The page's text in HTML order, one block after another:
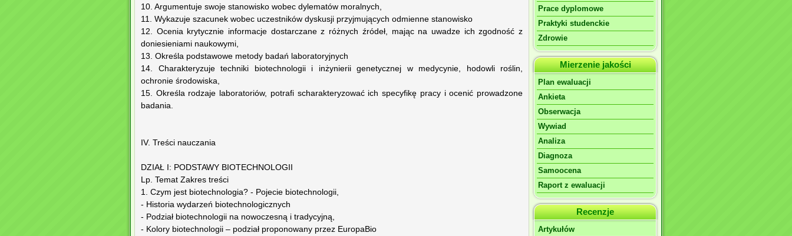
10. Argumentuje swoje stanowisko wobec dylematów moralnych,
11. Wykazuje szacunek wobec uczestników dyskusji przyjmujących odmienne stanowisko
12. Ocenia krytycznie informacje dostarczane z różnych źródeł, mając na uwadze ich zgodność z
doniesieniami naukowymi,
13. Określa podstawowe metody badań laboratoryjnych
14. Charakteryzuje techniki biotechnologii i inżynierii genetycznej w medycynie, hodowli roślin,
ochronie środowiska,
15. Określa rodzaje laboratoriów, potrafi scharakteryzować ich specyfikę pracy i ocenić prowadzone
badania.
IV. Treści nauczania
DZIAŁ I: PODSTAWY BIOTECHNOLOGII
Lp. Temat Zakres treści
1. Czym jest biotechnologia? - Pojecie biotechnologii,
- Historia wydarzeń biotechnologicznych
- Podział biotechnologii na nowoczesną i tradycyjną,
- Kolory biotechnologii – podział proponowany przez EuropaBio
Prace dyplomowe
Praktyki studenckie
Zdrowie
Mierzenie jakości
Plan ewaluacji
Ankieta
Obserwacja
Wywiad
Analiza
Diagnoza
Samoocena
Raport z ewaluacji
Recenzje
Artykułów